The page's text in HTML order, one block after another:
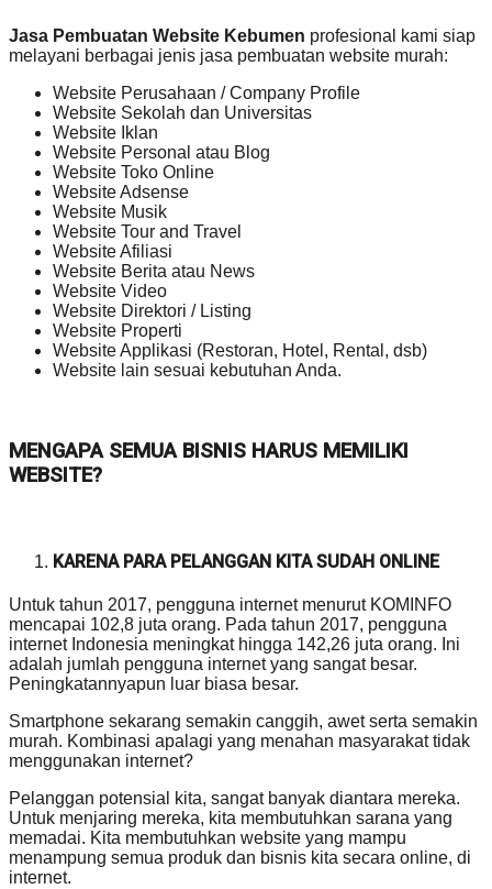
Jasa Pembuatan Website Kebumen profesional kami siap
melayani berbagai jenis jasa pembuatan website murah:
Website Perusahaan / Company Profile
Website Sekolah dan Universitas
Website Iklan
Website Personal atau Blog
Website Toko Online
Website Adsense
Website Musik
Website Tour and Travel
Website Afiliasi
Website Berita atau News
Website Video
Website Direktori / Listing
Website Properti
Website Applikasi (Restoran, Hotel, Rental, dsb)
Website lain sesuai kebutuhan Anda.
MENGAPA SEMUA BISNIS HARUS MEMILIKI
WEBSITE?
KARENA PARA PELANGGAN KITA SUDAH ONLINE
Untuk tahun 2017, pengguna internet menurut KOMINFO
mencapai 102,8 juta orang. Pada tahun 2017, pengguna
internet Indonesia meningkat hingga 142,26 juta orang. Ini
adalah jumlah pengguna internet yang sangat besar.
Peningkatannyapun luar biasa besar.
Smartphone sekarang semakin canggih, awet serta semakin
murah. Kombinasi apalagi yang menahan masyarakat tidak
menggunakan internet?
Pelanggan potensial kita, sangat banyak diantara mereka.
Untuk menjaring mereka, kita membutuhkan sarana yang
memadai. Kita membutuhkan website yang mampu
menampung semua produk dan bisnis kita secara online, di
internet.